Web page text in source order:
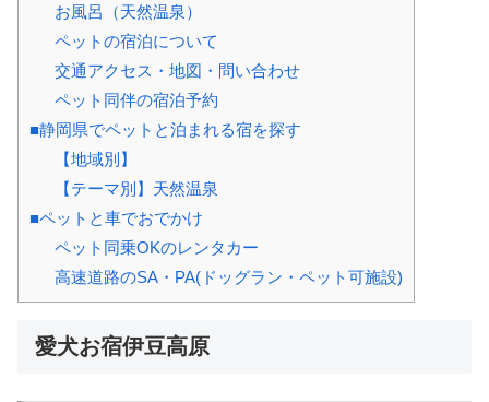
お風呂（天然温泉）
ペットの宿泊について
交通アクセス・地図・問い合わせ
ペット同伴の宿泊予約
■静岡県でペットと泊まれる宿を探す
【地域別】
【テーマ別】天然温泉
■ペットと車でおでかけ
ペット同乗OKのレンタカー
高速道路のSA・PA(ドッグラン・ペット可施設)
愛犬お宿伊豆高原